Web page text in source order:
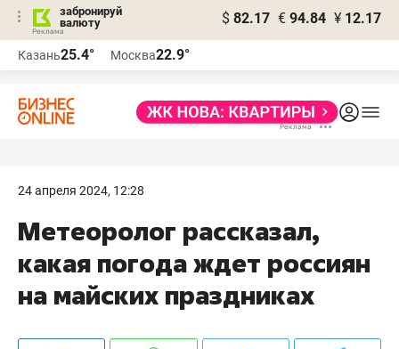
забронируй
валюту
$ 82.17 € 94.84 ¥ 12.17
Казань25.4° Москва22.9°
24 апреля 2024, 12:28
Метеоролог рассказал,
какая погода ждет россиян
на майских праздниках